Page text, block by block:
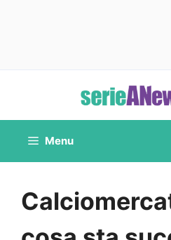
contenuto
Menu